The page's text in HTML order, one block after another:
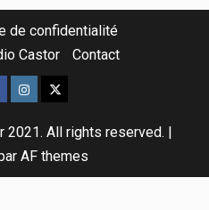
de confidentialité
Castor
Contact
2021. All rights reserved. |
AF themes